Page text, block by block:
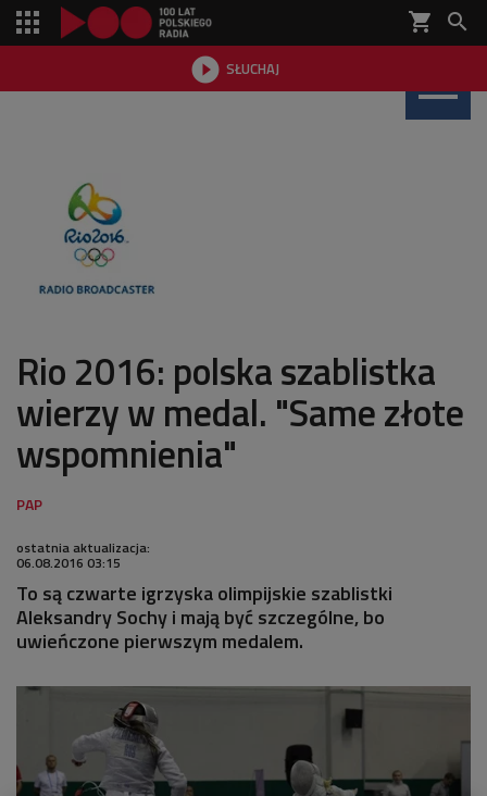
shopping_cart 
 SŁUCHAJ

Rio 2016: polska szablistka
wierzy w medal. "Same złote
wspomnienia"
ostatnia aktualizacja:
06.08.2016 03:15
To są czwarte igrzyska olimpijskie szablistki
Aleksandry Sochy i mają być szczególne, bo
uwieńczone pierwszym medalem.